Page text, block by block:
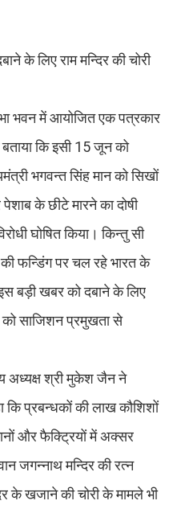
के लिए राम मन्दिर की चोरी
भवन में आयोजित एक पत्रकार
बताया कि इसी 15 जून को
भगवन्त सिंह मान को सिखों
के छीटे मारने का दोषी
घोषित किया। किन्तु सी
फन्डिंग पर चल रहे भारत के
बड़ी खबर को दबाने के लिए
को साजिशन प्रमुखता से
अध्यक्ष श्री मुकेश जैन ने
कि प्रबन्धकों की लाख कौशिशों
और फैक्ट्रियों में अक्सर
जगन्नाथ मन्दिर की रत्न
के खजाने की चोरी के मामले भी